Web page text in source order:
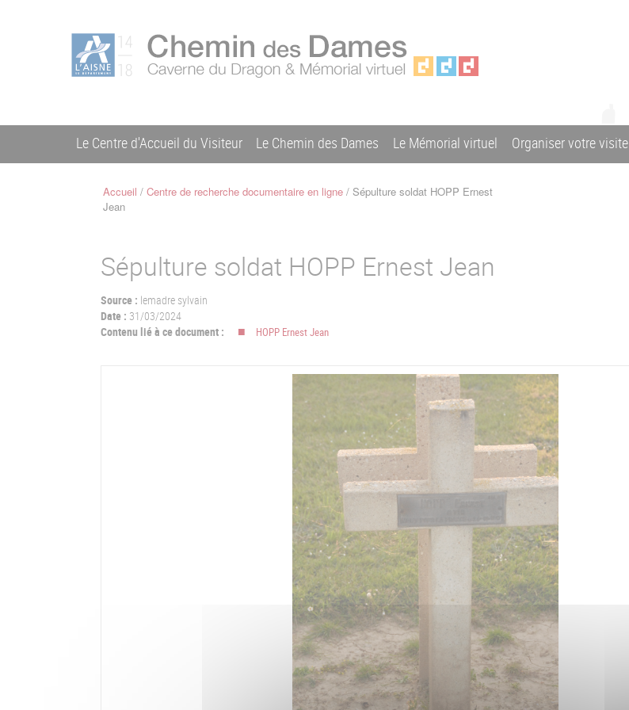
Menu
du
compte
l'utilisateur
C
h
e
n
d
e
Navigation
principale
Le Centre d'Accueil du Visiteur Le Chemin des Dames Le Mémorial virtuel Organiser votre visite
Fil
Accueil Centre de recherche documentaire en ligne Sépulture soldat HOPP Ernest
Jean
Sépulture soldat HOPP Ernest Jean
Source : lemadre sylvain
Date : 31/03/2024
Contenu lié à ce document :
HOPP Ernest Jean